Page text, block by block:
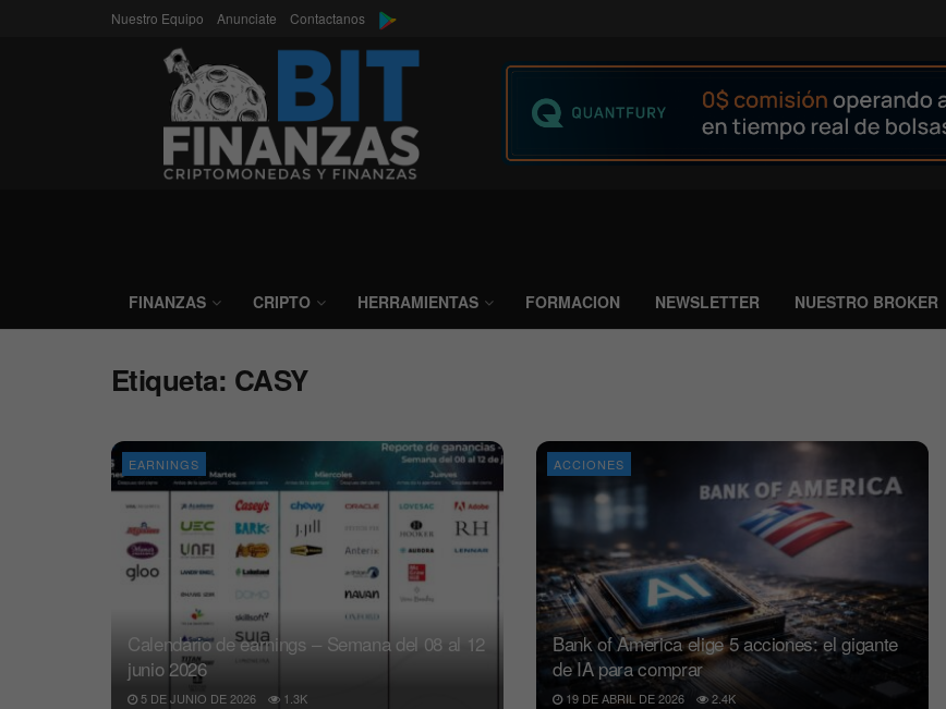
Nuestro Equipo Anunciate Contactanos
FINANZAS CRIPTO HERRAMIENTAS FORMACION NEWSLETTER NUESTRO BROKER
Etiqueta: CASY
EARNINGS
Calendario de earnings – Semana del 08 al 12
junio 2026
5 DE JUNIO DE 2026 1.3K
ACCIONES
Bank of America elige 5 acciones: el gigante
de IA para comprar
19 DE ABRIL DE 2026 2.4K